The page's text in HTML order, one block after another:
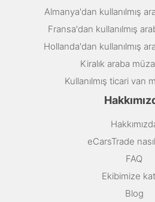
Almanya'dan kullanılmış
Fransa'dan kullanılmış
Hollanda'dan kullanılmış
Kiralık araba
Kullanılmış ticari van
eCarsTrade nasıl
FAQ
Ekibimize
Blog